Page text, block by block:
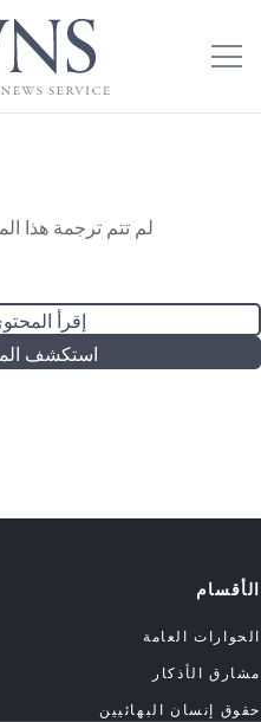
لم تتم ترجمة هذا
إقرأ
استكشف
الأقسام
الحوارات العامة
مشارق الأذكار
حقوق إنسان البهائيين